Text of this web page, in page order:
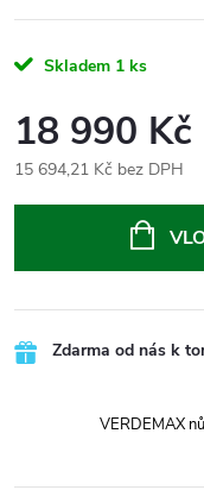
Skladem 1 ks
18 990 Kč
15 694,21 Kč bez DPH
Zdarma od nás k
VERDEMAX